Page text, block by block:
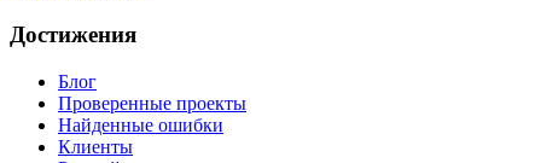
Достижения
Блог
Проверенные проекты
Найденные ошибки
Клиенты